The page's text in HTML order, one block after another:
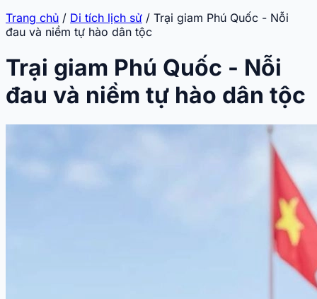
Trang chủ / Di tích lịch sử / Trại giam Phú Quốc - Nỗi
đau và niềm tự hào dân tộc
Trại giam Phú Quốc - Nỗi
đau và niềm tự hào dân tộc